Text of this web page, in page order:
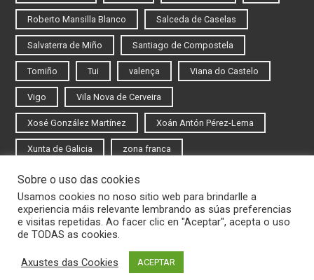
Roberto Mansilla Blanco Salceda de Caselas
Salvaterra de Miño Santiago de Compostela
Tomiño Tui valença Viana do Castelo
Vigo Vila Nova de Cerveira
Xosé González Martínez Xoán Antón Pérez-Lema
Xunta de Galicia zona franca
Iniciar sesión
Rexistrarse
© 2020 Novas do Eixo Atlántico
Sobre o uso das cookies
Usamos cookies no noso sitio web para brindarlle a
experiencia máis relevante lembrando as súas preferencias
e visitas repetidas. Ao facer clic en "Aceptar", acepta o uso
de TODAS as cookies.
Axustes das Cookies ACEPTAR